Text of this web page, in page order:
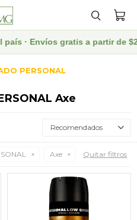
· Envíos gratis a partir de
PERSONAL
Axe
Recomendados
Axe Quitar filtros